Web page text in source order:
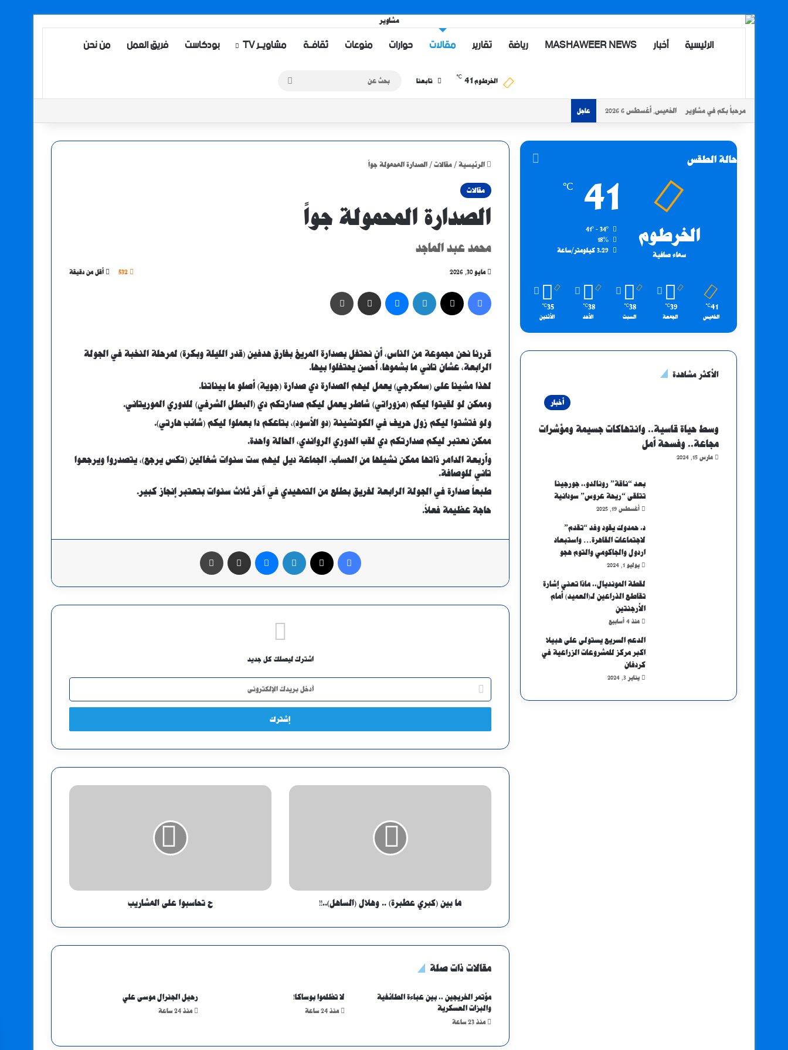
الرئيسية أخبار MASHAWEER NEWS رياضة تقارير مقالات حوارات منوعات ثقافــة مشاويــر TV بودكاست فريق العمل من نحن
الخرطوم 41
℃
تابعنا
عن
مرحباً بكم في مشاوير الخميس, أغسطس 6 2026 عاجل
الرئيسية / مقالات / الصدارة المحمولة جواً
مقالات
الصدارة المحمولة جواً
​محمد عبد الماجد
مايو 30, 2026 532 أقل من دقيقة
فيسبوك لينكدإن ماسنجر مشاركة عبر البريد
قررنا نحن مجموعة من الناس، أن نحتفل بصدارة المريخ بفارق هدفين (قدر الليلة وبكرة) لمرحلة النخبة في الجولة
الرابعة، عشان تاني ما بشموها، أحسن يحتفلوا بيها.
لهذا مشينا على (سمكرجي) يعمل ليهم الصدارة دي صدارة (جوية) أصلو ما بيناتنا.
وممكن لو لقيتوا ليكم (مزوراتي) شاطر يعمل ليكم صدارتكم دي (البطل الشرفي) للدوري الموريتاني.
ولو فتشتوا ليكم زول حريف في الكوتشينة (دو الأسود)، بتاعكم دا بعملوا ليكم (شائب هارتي).
ممكن نعتبر ليكم صدارتكم دي لقب الدوري الرواندي، الحالة واحدة.
وأربعة الدامر ذاتها ممكن نشيلها من الحساب. الجماعة ديل ليهم ست سنوات شغالين (تكس يرجع)، يتصدروا ويرجعوا
تاني للوصافة.
​طبعاً صدارة في الجولة الرابعة لفريق بطلع من التمهيدي في آخر ثلاث سنوات بتعتبر إنجاز كبير.
حاجة عظيمة فعلاً.
فيسبوك لينكدإن ماسنجر مشاركة عبر البريد
اشترك ليصلك كل جديد
أدخل
بريدك
الإلكتروني
ما بين (كبري عطبرة) .. وهلال (الساهل)..!! ​ح تحاسبوا على المشاريب
مقالات ذات صلة
مؤتمر الخريجين .. بين عباءة الطائفية
والبزات العسكرية
منذ 23 ساعة
لا تظلموا بوساكا!
منذ 24 ساعة
رحيل الجنرال موسى علي
منذ 24 ساعة
حالة الطقس
الخرطوم
سماء صافية
41
℃
41º - 34º
18%
3.29 كيلومتر/ساعة
41
℃
الخميس
39
℃
الجمعة
38
℃
السبت
38
℃
الأحد
35
℃
الأثنين
الأكثر مشاهدة
أخبار
وسط حياة قاسية.. وانتهاكات جسيمة ومؤشرات
مجاعة.. وفسحة أمل
مارس 15, 2024
بعد “ناقة” رونالدو.. جورجينا
تتلقى “ريحة عروس” سودانية
أغسطس 19, 2025
د. حمدوك يقود وفد “تقدم”
لاجتماعات القاهرة… واستبعاد
اردول والجاكومي والتوم هجو
يوليو 1, 2024
لقطة المونديال.. ماذا تعني إشارة
تقاطع الذراعين لـ(العميد) أمام
الأرجنتين
منذ 4 أسابيع
الدعم السريع يستولى على هبيلا
اكبر مركز للمشروعات الزراعية في
كردفان
يناير 3, 2024